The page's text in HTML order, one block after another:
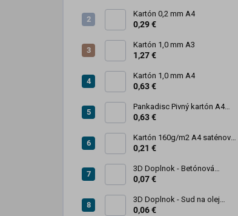
Kartón 0,2 mm A4
0,29 €
Kartón 1,0 mm A3
1,27 €
Kartón 1,0 mm A4
0,63 €
Pankadisc Pivný kartón A4
1mm 420g
0,63 €
Kartón 160g/m2 A4 saténový
biely povrch
0,21 €
3D Doplnok - Betónová
zábrana 1ks
0,07 €
3D Doplnok - Sud na olej
kovový 250L - 1ks
0,06 €